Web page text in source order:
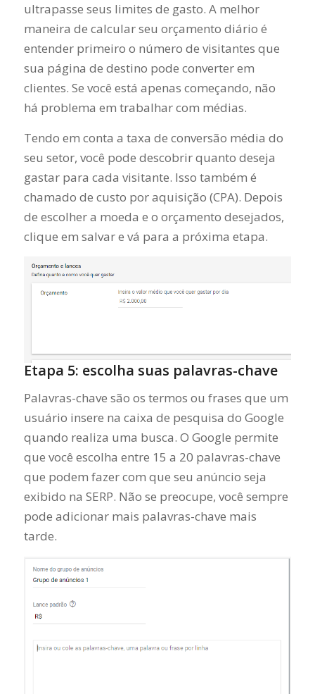
ultrapasse seus limites de gasto. A melhor
maneira de calcular seu orçamento diário é
entender primeiro o número de visitantes que
sua página de destino pode converter em
clientes. Se você está apenas começando, não
há problema em trabalhar com médias.
Tendo em conta a taxa de conversão média do
seu setor, você pode descobrir quanto deseja
gastar para cada visitante. Isso também é
chamado de custo por aquisição (CPA). Depois
de escolher a moeda e o orçamento desejados,
clique em salvar e vá para a próxima etapa.
Etapa 5: escolha suas palavras-chave
Palavras-chave são os termos ou frases que um
usuário insere na caixa de pesquisa do Google
quando realiza uma busca. O Google permite
que você escolha entre 15 a 20 palavras-chave
que podem fazer com que seu anúncio seja
exibido na SERP. Não se preocupe, você sempre
pode adicionar mais palavras-chave mais
tarde.